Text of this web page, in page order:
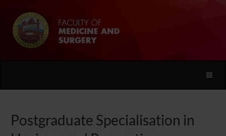
Toggle
Postgraduate Specialisation in